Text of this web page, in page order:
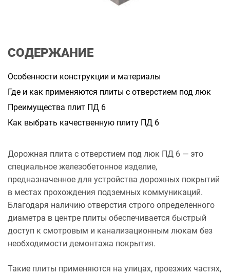
СОДЕРЖАНИЕ
Особенности конструкции и материалы
Где и как применяются плиты с отверстием под люк
Преимущества плит ПД 6
Как выбрать качественную плиту ПД 6
Дорожная плита с отверстием под люк ПД 6 — это
специальное железобетонное изделие,
предназначенное для устройства дорожных покрытий
в местах прохождения подземных коммуникаций.
Благодаря наличию отверстия строго определенного
диаметра в центре плиты обеспечивается быстрый
доступ к смотровым и канализационным люкам без
необходимости демонтажа покрытия.
Такие плиты применяются на улицах, проезжих частях,